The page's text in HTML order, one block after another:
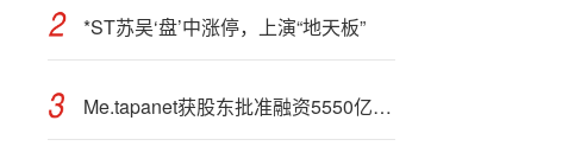
*ST苏吴‘盘’中涨停，上演“地天板”
Me.tapanet获股东批准融资5550亿日元，加速比特币储备竞赛